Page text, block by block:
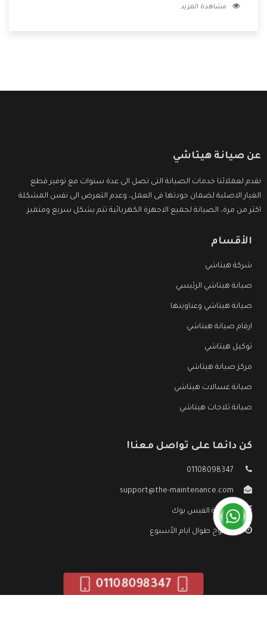
الشركة بها والتى تكون منها خدمة الصيانة التى تكون من أهم
مشاهدة المزيد
عن صيانة هيتاشي
نقدم لعملائنا خدمات الصيانة التى تصل الى عدة سنوات مع توفير قطع
الغيار الاصلية لضمان جودتها فى العمل، وعدم التعرض الى نفس المشكلة
اكثر من مرة، الصيانة لجميع الاجهزة الكهربائية تتم بشكل سريع ومتميز.
الأقسام
شركة هيتاشي
صيانة هيتاشي الرئيسي
صيانة هيتاشي وعناوينها
ارقام صيانة هيتاشي
توكيل هيتاشي
مركز صيانة هيتاشي
صيانة غسالات هيتاشي
صيانة ثلاجات هيتاشي
كن دائما على تواصل معنا!
01108098347
support@the-maintenance.com
صفحة الفيس بوك
مفتوح طوال ايام الأسبوع
01108098347